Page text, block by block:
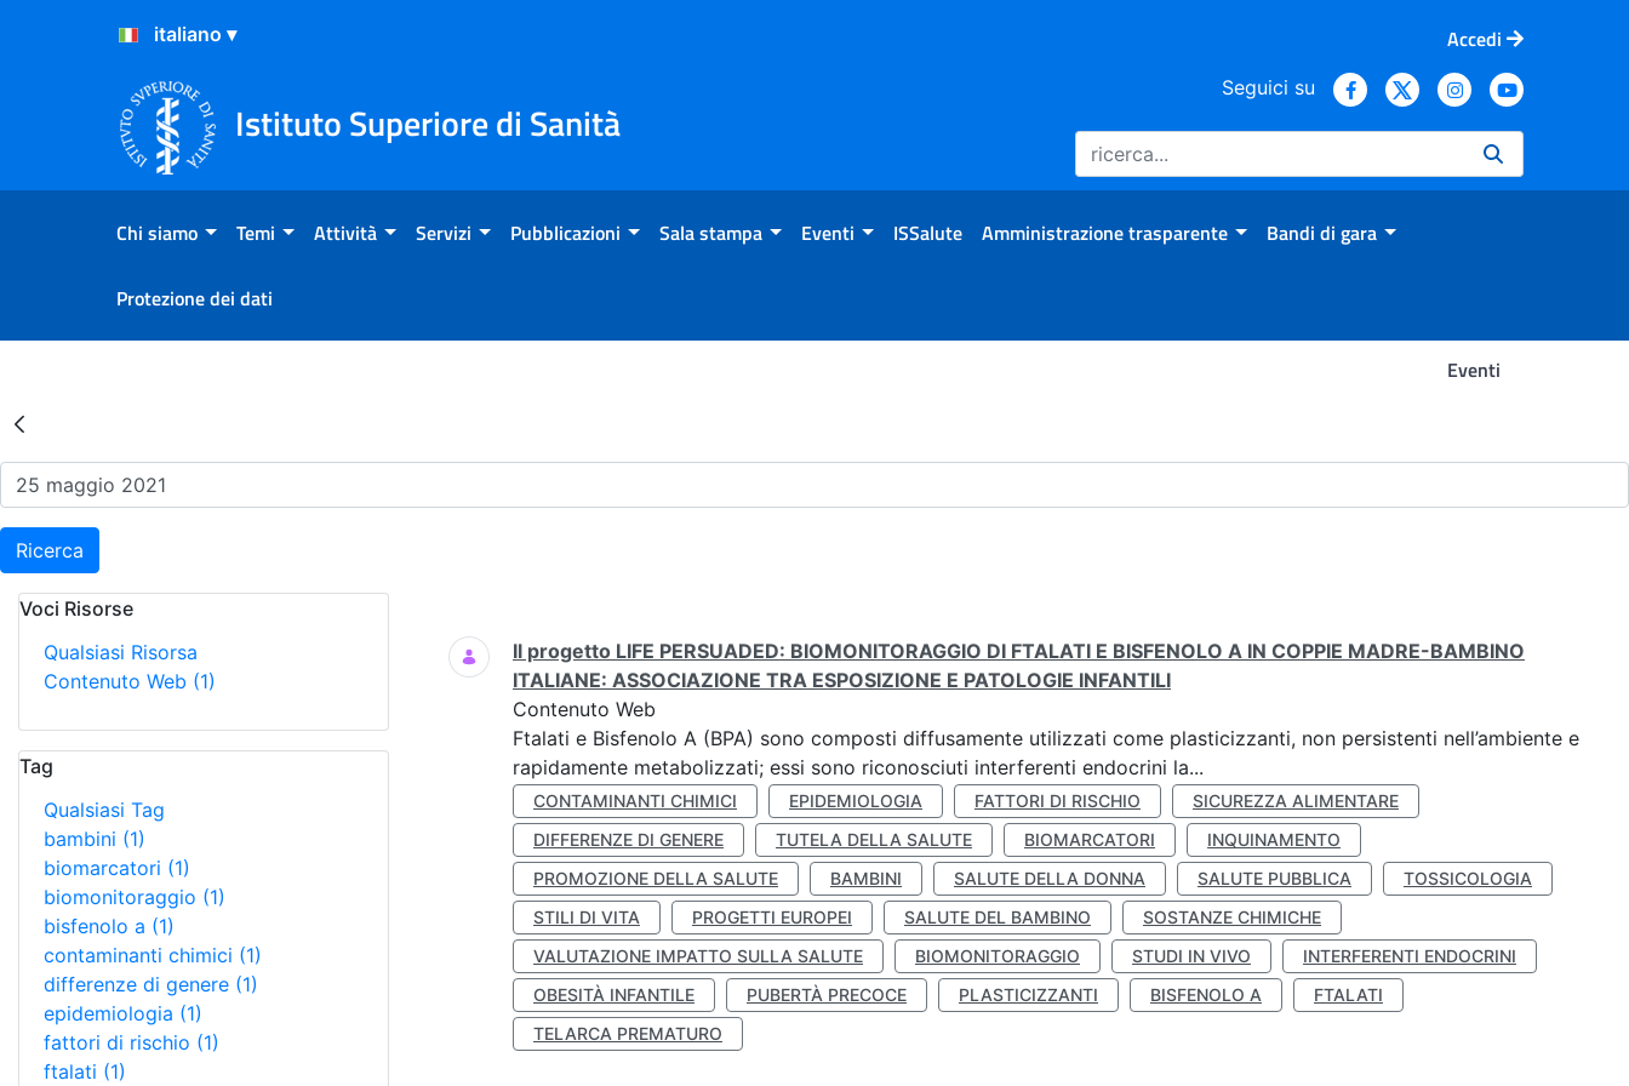
Salta al Contenuto
Salta al Footer
Accedi
Istituto Superiore di Sanità
Seguici su
Chi siamo Temi Attività Servizi Pubblicazioni Sala stampa Eventi ISSalute Amministrazione trasparente Bandi di gara
Protezione dei dati
Eventi
Risultati della Ricerca - Eventi
Ricerca
Voci Risorse
Qualsiasi Risorsa
Contenuto Web (1)
Tag
Qualsiasi Tag
bambini (1)
biomarcatori (1)
biomonitoraggio (1)
bisfenolo a (1)
contaminanti chimici (1)
differenze di genere (1)
epidemiologia (1)
fattori di rischio (1)
ftalati (1)
Ricerca
Il progetto LIFE PERSUADED: BIOMONITORAGGIO DI FTALATI E BISFENOLO A IN COPPIE MADRE-BAMBINO
ITALIANE: ASSOCIAZIONE TRA ESPOSIZIONE E PATOLOGIE INFANTILI
Contenuto Web
Ftalati e Bisfenolo A (BPA) sono composti diffusamente utilizzati come plasticizzanti, non persistenti nell’ambiente e
rapidamente metabolizzati; essi sono riconosciuti interferenti endocrini la...
CONTAMINANTI CHIMICI EPIDEMIOLOGIA FATTORI DI RISCHIO
SICUREZZA ALIMENTARE
DIFFERENZE DI GENERE
TUTELA DELLA SALUTE BIOMARCATORI
INQUINAMENTO
PROMOZIONE DELLA SALUTE
BAMBINI SALUTE DELLA DONNA SALUTE PUBBLICA
TOSSICOLOGIA
STILI DI VITA
PROGETTI EUROPEI SALUTE DEL BAMBINO
SOSTANZE CHIMICHE
VALUTAZIONE IMPATTO SULLA SALUTE
BIOMONITORAGGIO STUDI IN VIVO
INTERFERENTI ENDOCRINI
OBESITÀ INFANTILE
PUBERTÀ PRECOCE PLASTICIZZANTI BISFENOLO A
FTALATI
TELARCA PREMATURO